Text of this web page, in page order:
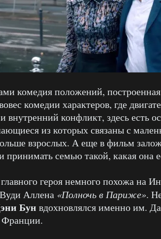
комедия положений,
комедии характеров, где
внутренний конфликт, здесь есть
из которых связаны с
взрослых. А еще в фильм
принимать семью такой, какая она
героя немного похожа на
Аллена «Полночь в Париже».
Бун вдохновлялся именно им.
Франции.